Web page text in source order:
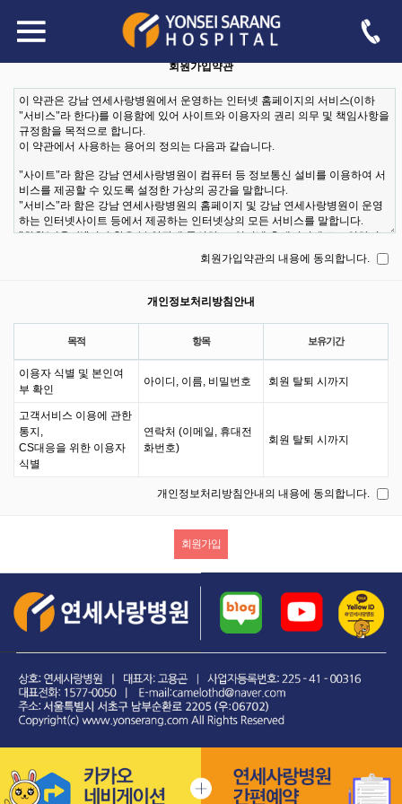
회원가입약관 및 개인정보처리방침안내의 내용에 동의하셔야 회원가입 하실 수 있습
니다.
회원가입약관
회원가입약관의 내용에 동의합니다.
개인정보처리방침안내
목적 항목 보유기간
이용자 식별 및 본인여
부 확인
아이디, 이름, 비밀번호 회원 탈퇴 시까지
고객서비스 이용에 관한
통지,
CS대응을 위한 이용자
식별
연락처 (이메일, 휴대전
화번호)
회원 탈퇴 시까지
개인정보처리방침안내의 내용에 동의합니다.